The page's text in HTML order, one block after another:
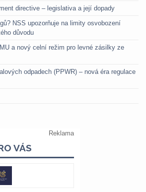
directive – legislativa a její dopady
NSS upozorňuje na limity osvobození
důvodu
a nový celní režim pro levné zásilky ze
odpadech (PPWR) – nová éra regulace